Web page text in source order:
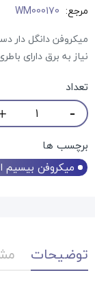
مرجع: WM000170
میکروفن دانگل دار
نیاز به برق دارای
تعداد
برچسب ها
میکروفن بیسیم
توضیحات